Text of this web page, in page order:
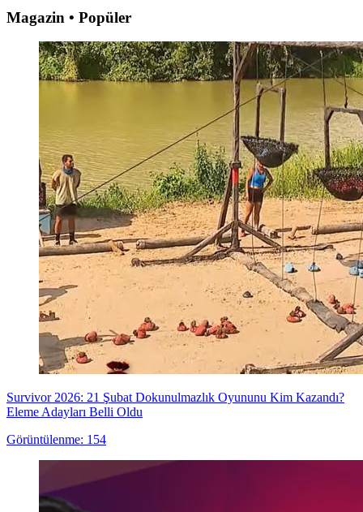
Magazin • Popüler
Survivor 2026: 21 Şubat Dokunulmazlık Oyununu Kim Kazandı?
Eleme Adayları Belli Oldu
Görüntülenme: 154